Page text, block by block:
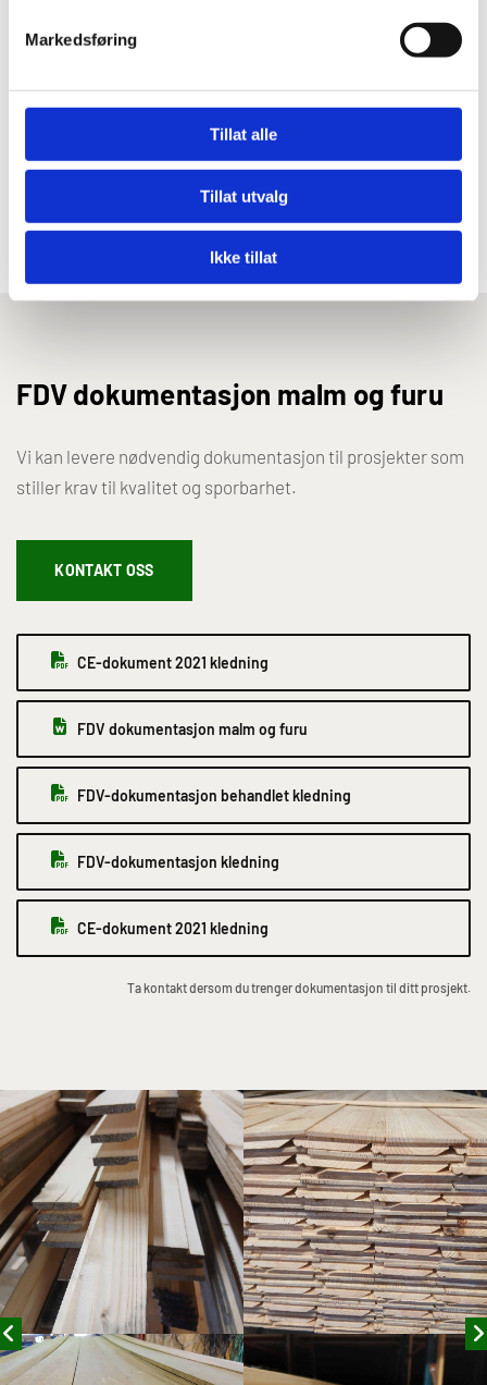
Markedsføring
Tillat alle
Tillat utvalg
Ikke tillat
FDV dokumentasjon malm og furu
Vi kan levere nødvendig dokumentasjon til prosjekter som
stiller krav til kvalitet og sporbarhet.
KONTAKT OSS
CE-dokument 2021 kledning
FDV dokumentasjon malm og furu
FDV-dokumentasjon behandlet kledning
FDV-dokumentasjon kledning
CE-dokument 2021 kledning
Ta kontakt dersom du trenger dokumentasjon til ditt prosjekt.